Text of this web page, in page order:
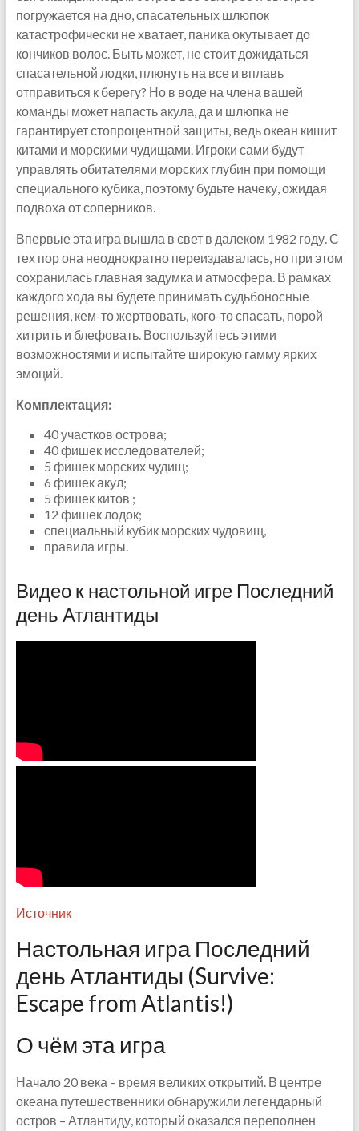
погружается на дно, спасательных шлюпок
катастрофически не хватает, паника окутывает до
кончиков волос. Быть может, не стоит дожидаться
спасательной лодки, плюнуть на все и вплавь
отправиться к берегу? Но в воде на члена вашей
команды может напасть акула, да и шлюпка не
гарантирует стопроцентной защиты, ведь океан кишит
китами и морскими чудищами. Игроки сами будут
управлять обитателями морских глубин при помощи
специального кубика, поэтому будьте начеку, ожидая
подвоха от соперников.
Впервые эта игра вышла в свет в далеком 1982 году. С
тех пор она неоднократно переиздавалась, но при этом
сохранилась главная задумка и атмосфера. В рамках
каждого хода вы будете принимать судьбоносные
решения, кем-то жертвовать, кого-то спасать, порой
хитрить и блефовать. Воспользуйтесь этими
возможностями и испытайте широкую гамму ярких
эмоций.
Комплектация:
40 участков острова;
40 фишек исследователей;
5 фишек морских чудищ;
6 фишек акул;
5 фишек китов ;
12 фишек лодок;
специальный кубик морских чудовищ,
правила игры.
Видео к настольной игре Последний
день Атлантиды
Источник
Настольная игра Последний
день Атлантиды (Survive:
Escape from Atlantis!)
О чём эта игра
Начало 20 века – время великих открытий. В центре
океана путешественники обнаружили легендарный
остров – Атлантиду, который оказался переполнен